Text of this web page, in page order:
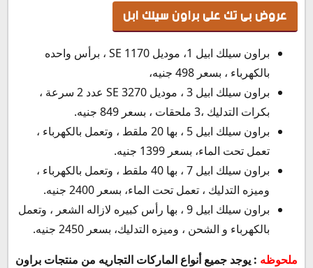
عروض بى تك على براون سيلك ابل
براون سيلك ابيل 1، موديل SE 1170 ، برأس واحده
بالكهرباء ، بسعر 498 جنيه،
براون سيلك ابيل 3 ، موديل SE 3270 عدد 2 سرعة ،
بكرات التدليك ،3 ملحقات ، بسعر 849 جنيه.
براون سيلك ابيل 5 ، بها 20 ملقط ، وتعمل بالكهرباء ،
تعمل تحت الماء، بسعر 1399 جنيه.
براون سيلك ابيل 7 ، بها 40 ملقط ، وتعمل بالكهرباء ،
وميزه التدليك ، تعمل تحت الماء، بسعر 2400 جنيه.
براون سيلك ابيل 9 ، بها رأس كبيره لازاله الشعر ، وتعمل
بالكهرباء و الشحن ، وميزه التدليك، بسعر 2450 جنيه.
ملحوظه : يوجد جميع أنواع الماركات التجاريه من منتجات براون